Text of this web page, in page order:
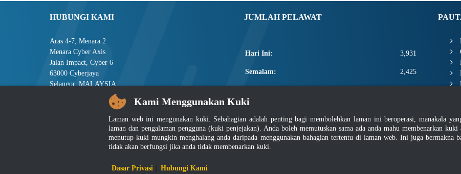
HUBUNGI KAMI
Aras 4-7, Menara 2
Menara Cyber Axis
Jalan Impact, Cyber 6
63000 Cyberjaya
Selangor, MALAYSIA
Tel : +603-8008 2900
E-mel : central[at]jsm[dot]gov[dot]my
JUMLAH PELAWAT
Hari Ini: 3,931
Semalam: 2,425
Total: 2,661,104
Penafian|Dasar Keselamatan
Kami Menggunakan Kuki
Laman web ini mengunakan kuki. Sebahagian adalah penting bagi membolehkan laman ini beroperasi, manakala
laman dan pengalaman pengguna (kuki penjejakan). Anda boleh memutuskan sama ada anda mahu membenarkan
menutup kuki mungkin menghalang anda daripada menggunakan bahagian tertentu di laman web. Ini juga bermakna
tidak akan berfungsi jika anda tidak membenarkan kuki.
Dasar Privasi Hubungi Kami